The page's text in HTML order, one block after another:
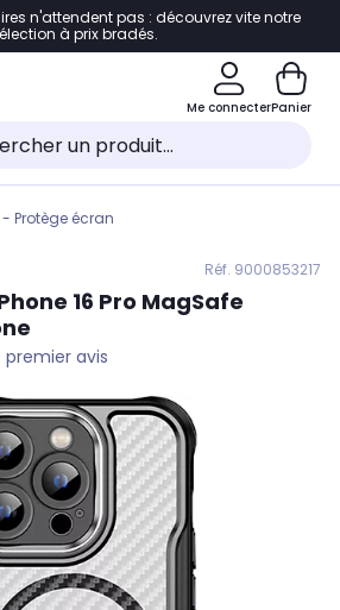
à la navigation
au pied de page
au chatbot
n'attendent pas : découvrez vite notre
à prix bradés.
Me connecterPanier
Protège écran
Réf. 9000853217
16 Pro MagSafe
premier avis